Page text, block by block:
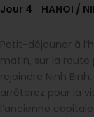
Jour 4 HANOI /
Petit-déjeuner à
matin, sur la route
rejoindre Ninh
arrêterez pour la
l’ancienne